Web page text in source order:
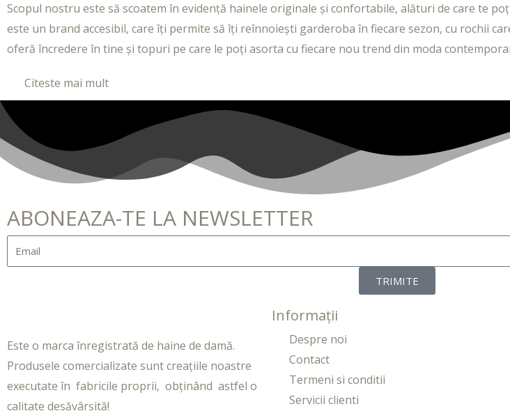
Scopul nostru este să scoatem în evidență hainele originale și confortabile, alături de care te
este un brand accesibil, care îți permite să îți reînnoiești garderoba în fiecare sezon, cu rochii
oferă încredere în tine și topuri pe care le poți asorta cu fiecare nou trend din moda
Citeste mai mult
ABONEAZA-TE LA NEWSLETTER
TRIMITE
Este o marca înregistrată de haine de damă.
Produsele comercializate sunt creațiile noastre
executate în fabricile proprii, obținând astfel o
calitate desăvârșită!
Informații
Despre noi
Contact
Termeni si conditii
Servicii clienti